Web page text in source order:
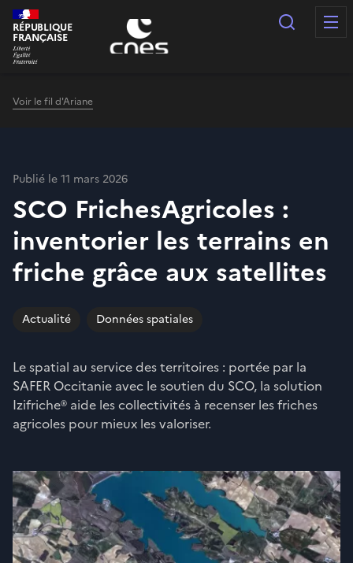
Panneau de gestion des cookies
RÉPUBLIQUE
FRANÇAISE
Voir le fil d'Ariane
Publié le 11 mars 2026
SCO FrichesAgricoles :
inventorier les terrains en
friche grâce aux satellites
Actualité Données spatiales
Le spatial au service des territoires : portée par la
SAFER Occitanie avec le soutien du SCO, la solution
Izifriche® aide les collectivités à recenser les friches
agricoles pour mieux les valoriser.